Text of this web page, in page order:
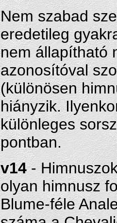
Nem szabad
eredetileg
nem állapítható
azonosítóval
(különösen
hiányzik.
különleges
pontban.
v14-
olyan himnusz
Blume-féle